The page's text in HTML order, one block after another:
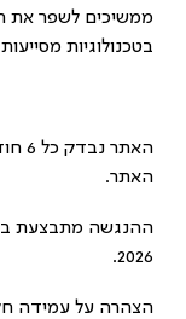
ממשיכים לשפר את
בטכנולוגיות
האתר.
ההנגשה מתבצעת
2026.
הצהרה על עמידה